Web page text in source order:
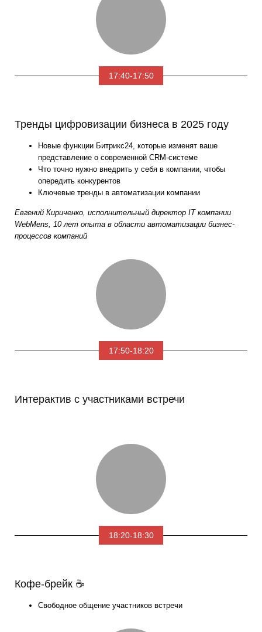
17:40-17:50
17:50-18:20
Тренды цифровизации бизнеса в 2025 году
Новые функции Битрикс24, которые изменят ваше
представление о современной CRM-системе
Что точно нужно внедрить у себя в компании, чтобы
опередить конкурентов
Ключевые тренды в автоматизации компании
Евгений Кириченко, исполнительный директор IT компании
WebMens, 10 лет опыта в области автоматизации бизнес-
процессов компаний
18:20-18:30
Интерактив с участниками встречи
Кофе-брейк ☕
Свободное общение участников встречи